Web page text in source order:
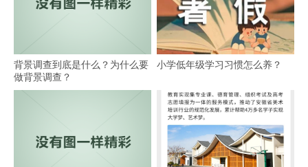
背景调查到底是什么？为什么要
做背景调查？
小学低年级学习习惯怎么养？